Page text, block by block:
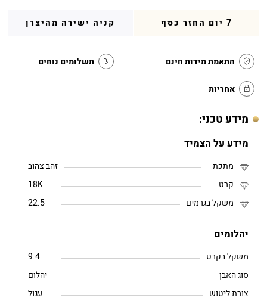
7 יום החזר כסף קניה ישירה מהיצרן
התאמת מידות חינם תשלומים נוחים
אחריות
מידע טכני:
מידע על הצמיד
מתכת
זהב צהוב
קרט
18K
משקל בגרמים
22.5
יהלומים
משקל בקרט
9.4
סוג האבן
יהלום
צורת ליטוש
עגול